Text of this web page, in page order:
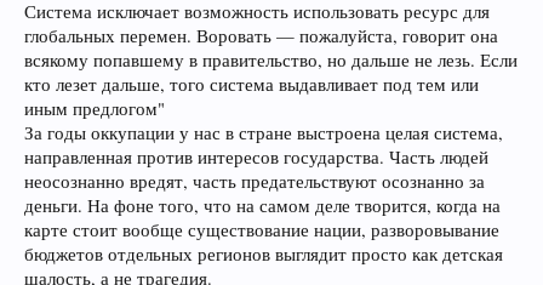
Система исключает возможность использовать ресурс для
глобальных перемен. Воровать — пожалуйста, говорит она
всякому попавшему в правительство, но дальше не лезь. Если
кто лезет дальше, того система выдавливает под тем или
иным предлогом"
За годы оккупации у нас в стране выстроена целая система,
направленная против интересов государства. Часть людей
неосознанно вредят, часть предательствуют осознанно за
деньги. На фоне того, что на самом деле творится, когда на
карте стоит вообще существование нации, разворовывание
бюджетов отдельных регионов выглядит просто как детская
шалость, а не трагедия.